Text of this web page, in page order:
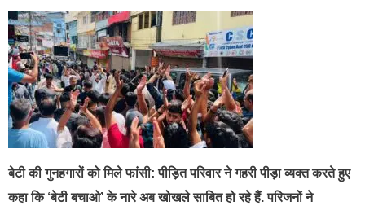
बेटी की गुनहगारों को मिले फांसी: पीड़ित परिवार ने गहरी पीड़ा व्यक्त करते हुए
कहा कि ‘बेटी बचाओ’ के नारे अब खोखले साबित हो रहे हैं. परिजनों ने